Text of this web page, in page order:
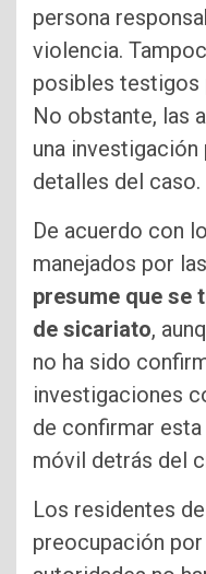
persona
violencia.
posibles testigos
No obstante, las
una
detalles del caso.
De acuerdo con
manejados por
presume que se
de sicariato,
no ha sido
investigaciones
de confirmar
móvil detrás del
Los residentes
preocupación